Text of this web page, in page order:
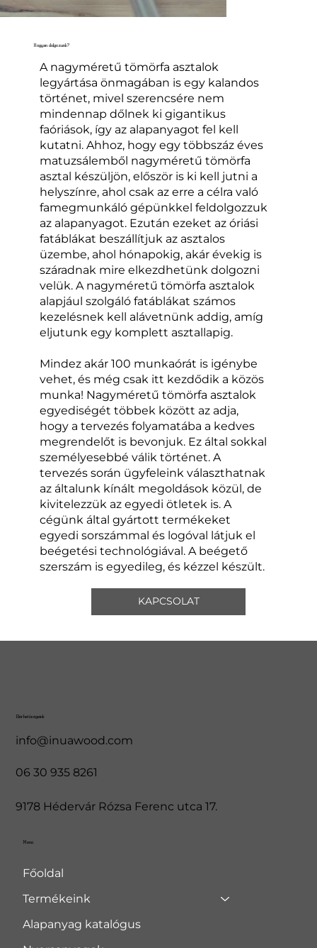
KAPCSOLAT
Hogyan dolgozunk?
A nagyméretű tömörfa asztalok
legyártása önmagában is egy kalandos
történet, mivel szerencsére nem
mindennap dőlnek ki gigantikus
faóriások, így az alapanyagot fel kell
kutatni. Ahhoz, hogy egy többszáz éves
matuzsálemből nagyméretű tömörfa
asztal készüljön, először is ki kell jutni a
helyszínre, ahol csak az erre a célra való
famegmunkáló gépünkkel feldolgozzuk
az alapanyagot. Ezután ezeket az óriási
fatáblákat beszállítjuk az asztalos
üzembe, ahol hónapokig, akár évekig is
száradnak mire elkezdhetünk dolgozni
velük. A nagyméretű tömörfa asztalok
alapjául szolgáló fatáblákat számos
kezelésnek kell alávetnünk addig, amíg
eljutunk egy komplett asztallapig.
Mindez akár 100 munkaórát is igénybe
vehet, és még csak itt kezdődik a közös
munka! Nagyméretű tömörfa asztalok
egyediségét többek között az adja,
hogy a tervezés folyamatába a kedves
megrendelőt is bevonjuk. Ez által sokkal
személyesebbé válik történet. A
tervezés során ügyfeleink választhatnak
az általunk kínált megoldások közül, de
kivitelezzük az egyedi ötletek is. A
cégünk által gyártott termékeket
egyedi sorszámmal és logóval látjuk el
beégetési technológiával. A beégető
szerszám is egyedileg, és kézzel készült.
Elérhetőségeink
info@inuawood.com
06 30 935 8261
9178 Hédervár Rózsa Ferenc utca 17.
Menü
Főoldal
Termékeink
Alapanyag katalógus